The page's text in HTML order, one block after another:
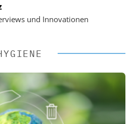
und Innovationen